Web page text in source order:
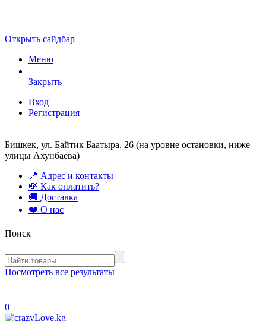
Открыть сайдбар
Меню
Закрыть
Вход
Регистрация
Бишкек, ул. Байтик Баатыра, 26 (на уровне остановки, ниже
улицы Ахунбаева)
📍 Адрес и контакты
💸 Как оплатить?
🚚 Доставка
❤️ О нас
Поиск
Посмотреть все результаты
0